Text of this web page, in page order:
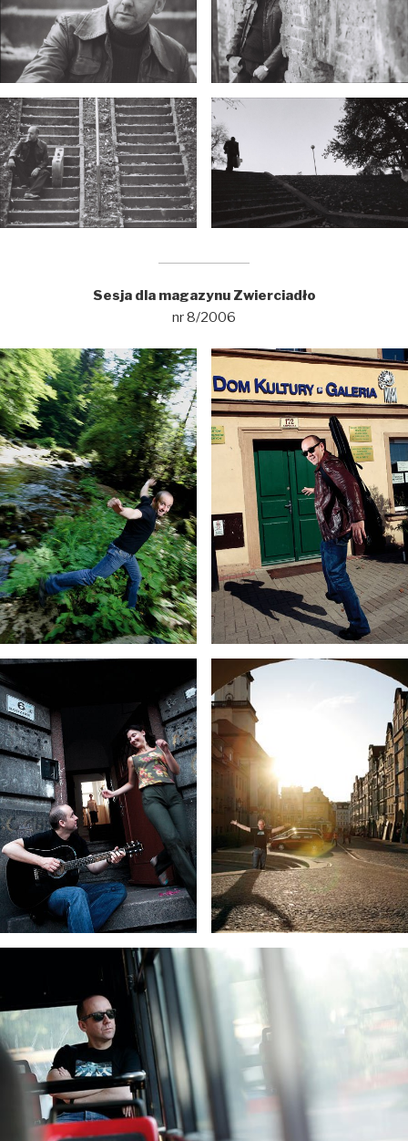
Sesja dla magazynu Zwierciadło
nr 8/2006